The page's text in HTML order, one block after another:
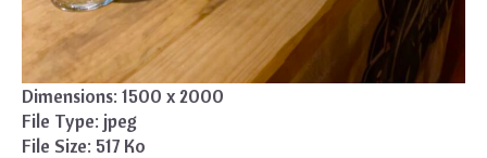
Dimensions: 1500 x 2000
File Type: jpeg
File Size: 517 Ko